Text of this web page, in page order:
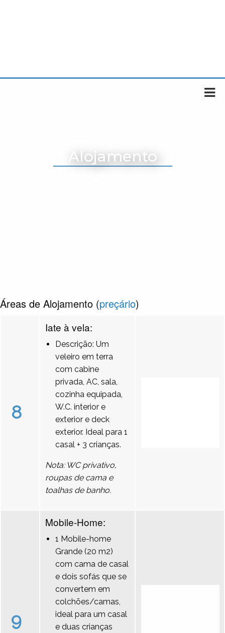
Alojamento
Áreas de Alojamento (preçário)
8
Iate à vela:
Descrição: Um
veleiro em terra
com cabine
privada, AC, sala,
cozinha equipada,
W.C. interior e
exterior e deck
exterior. Ideal para 1
casal + 3 crianças.
Nota: WC privativo,
roupas de cama e
toalhas de banho.
9
Mobile-Home:
1 Mobile-home
Grande (20 m2)
com cama de casal
e dois sofás que se
convertem em
colchões/camas,
ideal para um casal
e duas crianças